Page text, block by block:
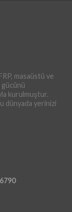
masaüstü ve
gücünü
kurulmuştur.
dünyada yerinizi